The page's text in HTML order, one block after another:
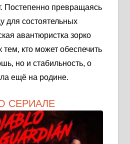
Постепенно превращаясь
для состоятельных
авантюристка зорко
тем, кто может обеспечить
но и стабильность, о
ещё на родине.
СЕРИАЛЕ